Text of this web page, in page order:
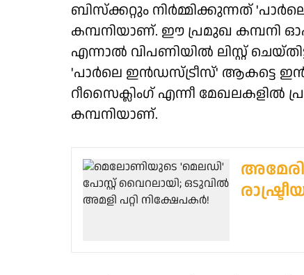
ബിസ്‌ക്കറ്റും നിര്‍മ്മിക്കുന്നത്
കമ്പനിയാണ്. ഈ പ്രമുഖ കമ്പനി
എന്നാല്‍ വിപണിയില്‍ ലിസ്റ്റ്
'പാര്‍ലെ ഇന്‍ഡസ്ട്രീസ്' ആകട്ടെ
റീസൈക്ലിംഗ് എന്നീ മേഖലകളില്‍
കമ്പനിയാണ്.